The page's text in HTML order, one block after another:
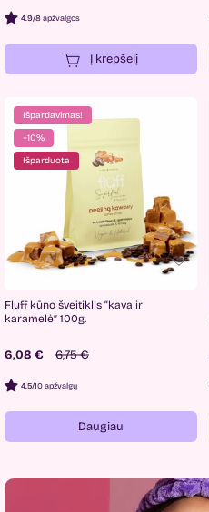
4.9/8 apžvalgos
Į krepšelį
Išpardavimas!
−10%
Išparduota
Fluff kūno šveitiklis “kava ir
karamelė” 100g.
6,08 € 6,75 €
4.5/10 apžvalgų
Daugiau